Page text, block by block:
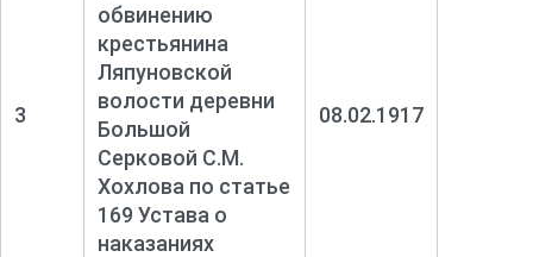
3
обвинению
крестьянина
Ляпуновской
волости деревни
Большой
Серковой С.М.
Хохлова по статье
169 Устава о
наказаниях
08.02.1917